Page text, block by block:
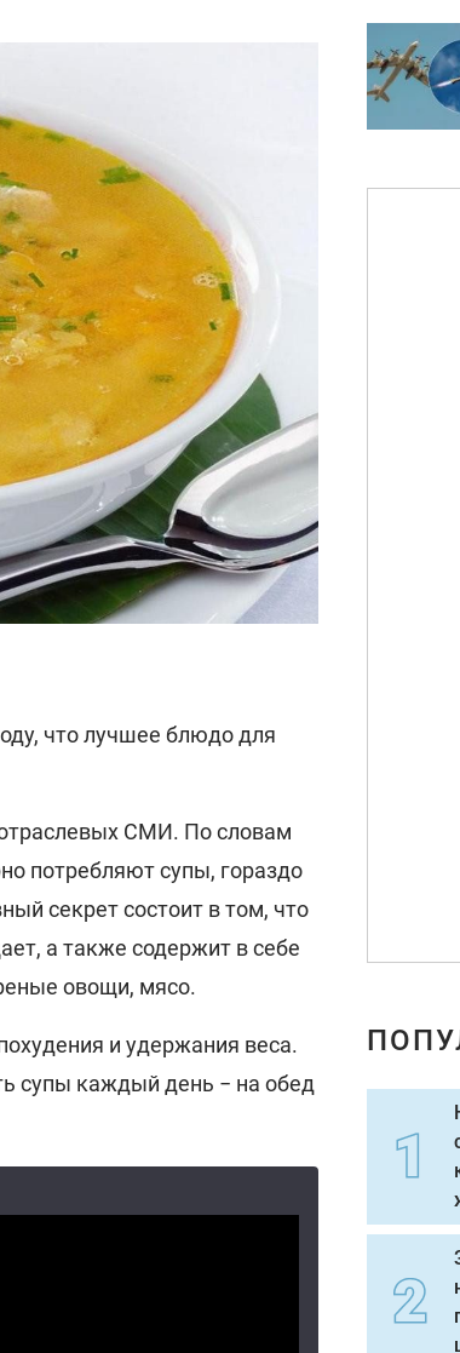
что лучшее блюдо для
СМИ. По словам
потребляют супы, гораздо
секрет состоит в том, что
а также содержит в себе
овощи, мясо.
и удержания веса.
супы каждый день − на обед